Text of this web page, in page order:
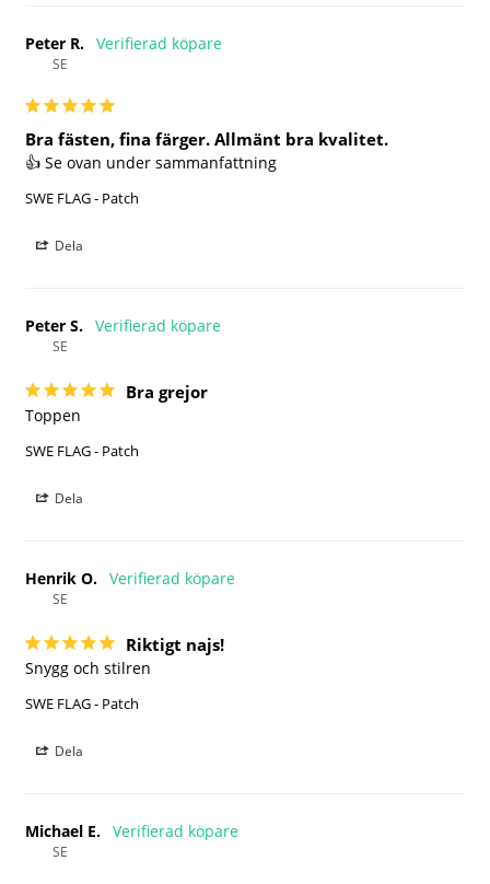
Peter R.
SE
Bra fästen, fina färger. Allmänt bra kvalitet.
👍 Se ovan under sammanfattning
SWE FLAG - Patch
Dela
Peter S.
SE
Bra grejor
Toppen
SWE FLAG - Patch
Dela
Henrik O.
SE
Riktigt najs!
Snygg och stilren
SWE FLAG - Patch
Dela
Michael E.
SE